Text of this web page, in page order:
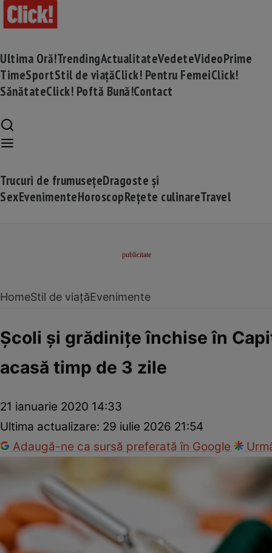
Ultima Oră!TrendingActualitateVedeteVideoPrime
TimeSportStil de viațăClick! Pentru FemeiClick!
SănătateClick! Poftă Bună!Contact
Trucuri de frumusețeDragoste și
SexEvenimenteHoroscopRețete culinareTravel
HomeStil de viațăEvenimente
Şcoli şi grădiniţe închise în
acasă timp de 3 zile
21 ianuarie 2020 14:33
Ultima actualizare: 29 iulie 2026 21:54
Adaugă-ne ca sursă preferată în Google